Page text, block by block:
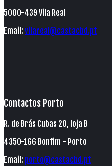
5000-439 Vila Real
Email: vilareal@castacbd.pt
Contactos Porto
R. de Brás Cubas 20, loja B
4350-166 Bonfim - Porto
Email: porto@castacbd.pt